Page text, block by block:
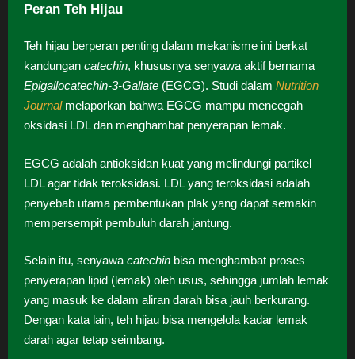
Peran Teh Hijau
Teh hijau berperan penting dalam mekanisme ini berkat
kandungan catechin, khususnya senyawa aktif bernama
Epigallocatechin-3-Gallate (EGCG). Studi dalam Nutrition
Journalmelaporkan bahwa EGCG mampu mencegah
oksidasi LDL dan menghambat penyerapan lemak.
EGCG adalah antioksidan kuat yang melindungi partikel
LDL agar tidak teroksidasi. LDL yang teroksidasi adalah
penyebab utama pembentukan plak yang dapat semakin
mempersempit pembuluh darah jantung.
Selain itu, senyawa catechin bisa menghambat proses
penyerapan lipid (lemak) oleh usus, sehingga jumlah lemak
yang masuk ke dalam aliran darah bisa jauh berkurang.
Dengan kata lain, teh hijau bisa mengelola kadar lemak
darah agar tetap seimbang.